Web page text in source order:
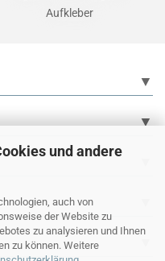
und andere
auch von
der Website zu
zu analysieren und Ihnen
zu können. Weitere
Aufkleber
▼
▼